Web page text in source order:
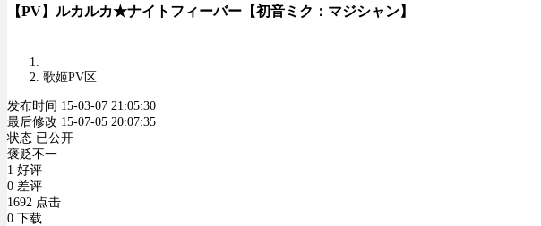
【PV】ルカルカ★ナイトフィーバー【初音ミク：マジシャン】
歌姬PV区
发布时间 15-03-07 21:05:30
最后修改 15-07-05 20:07:35
状态 已公开
褒贬不一
1 好评
0 差评
1692 点击
0 下载